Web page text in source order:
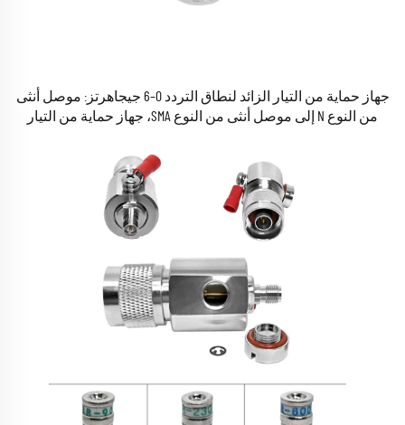
جهاز حماية من التيار الزائد لنطاق التردد 0–6 جيجاهرتز: موصل أنثى
من النوع N إلى موصل أنثى من النوع SMA، جهاز حماية من التيار